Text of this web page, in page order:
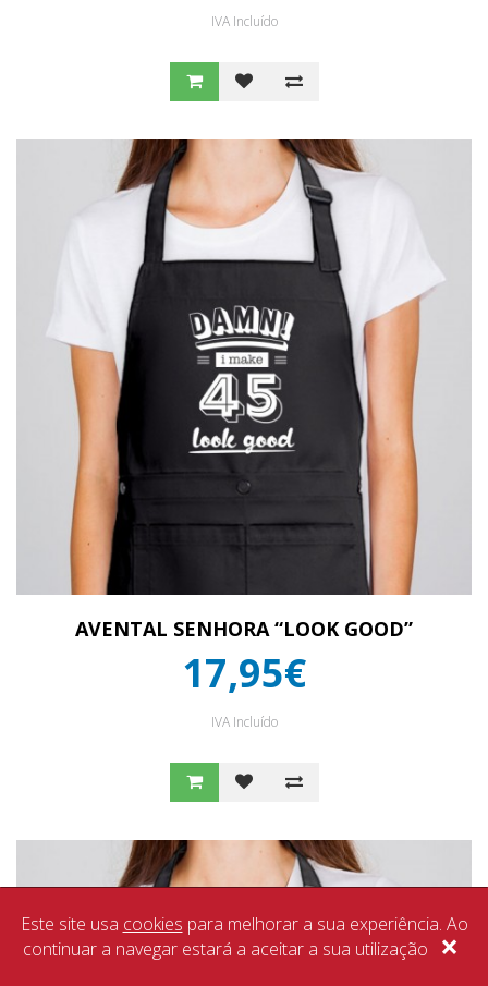
IVA Incluído
AVENTAL SENHORA “LOOK GOOD”
17,95€
IVA Incluído
Este site usa cookies para melhorar a sua experiência. Ao
continuar a navegar estará a aceitar a sua utilização ×